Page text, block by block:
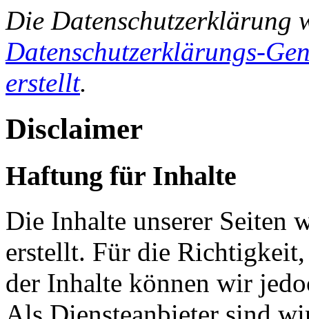
Die Datenschutzerklärung
Datenschutzerklärungs-
erstellt.
Disclaimer
Haftung für Inhalte
Die Inhalte unserer Seiten
erstellt. Für die
der Inhalte können wir